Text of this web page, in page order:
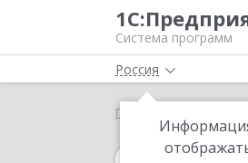
Система программ
Россия
Главная